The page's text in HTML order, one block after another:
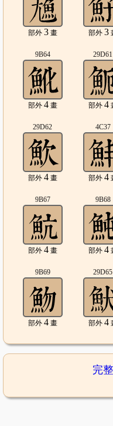
部外 3畫 部外 3
9B64
部外 4畫
29D61
部外 4
29D62
部外 4畫
4C37
部外 4
9B67
部外 4畫
9B68
部外 4
9B69
部外 4畫
29D65
部外 4
完整